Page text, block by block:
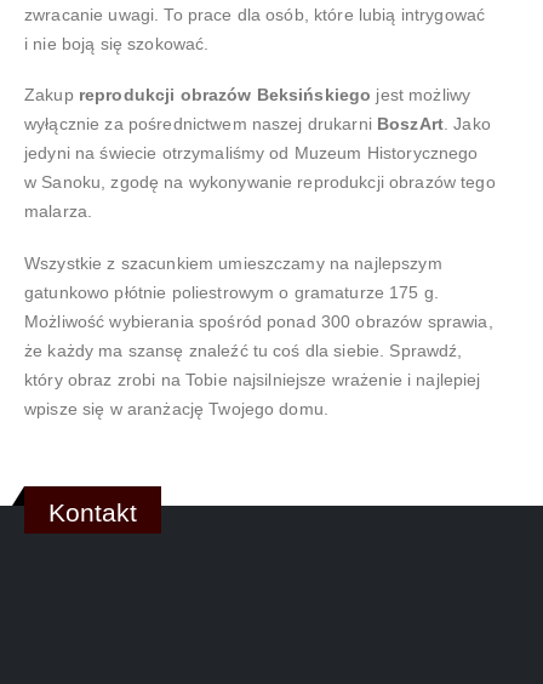
zwracanie uwagi. To prace dla osób, które lubią intrygować
i nie boją się szokować.
Zakup reprodukcji obrazów Beksińskiego jest możliwy
wyłącznie za pośrednictwem naszej drukarni BoszArt. Jako
jedyni na świecie otrzymaliśmy od Muzeum Historycznego
w Sanoku, zgodę na wykonywanie reprodukcji obrazów tego
malarza.
Wszystkie z szacunkiem umieszczamy na najlepszym
gatunkowo płótnie poliestrowym o gramaturze 175 g.
Możliwość wybierania spośród ponad 300 obrazów sprawia,
że każdy ma szansę znaleźć tu coś dla siebie. Sprawdź,
który obraz zrobi na Tobie najsilniejsze wrażenie i najlepiej
wpisze się w aranżację Twojego domu.
Kontakt